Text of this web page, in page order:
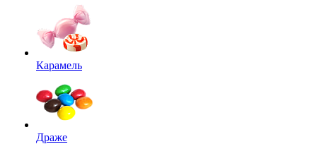
Карамель
Драже